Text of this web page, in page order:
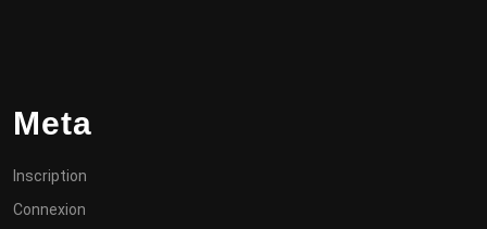
Meta
Inscription
Connexion